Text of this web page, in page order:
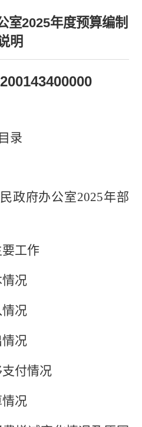
室2025年度预算编制
明
目录
政府办公室2025年部
工作
况
况
况
付情况
况